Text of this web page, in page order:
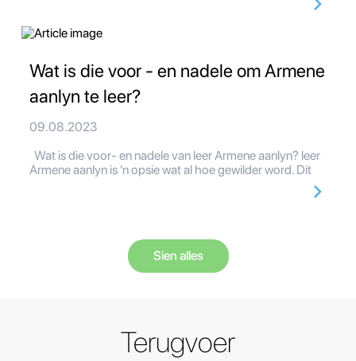
Wat is die voor - en nadele om Armene
aanlyn te leer?
09.08.2023
Wat is die voor- en nadele van leer Armene aanlyn? leer
Armene aanlyn is 'n opsie wat al hoe gewilder word. Dit
Sien alles
Terugvoer